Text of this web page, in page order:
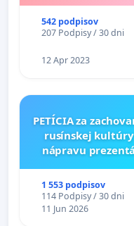
542 podpisov
207 Podpisy / 30 dni
12 Apr 2023
PETÍCIA za
rusínskej kultúry
nápravu
Múzeu
1 553 podpisov
114 Podpisy / 30 dni
11 Jun 2026